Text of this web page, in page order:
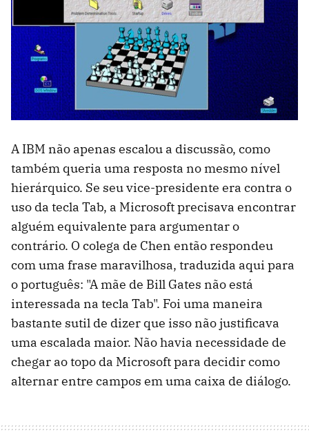
A IBM não apenas escalou a discussão, como
também queria uma resposta no mesmo nível
hierárquico. Se seu vice-presidente era contra o
uso da tecla Tab, a Microsoft precisava encontrar
alguém equivalente para argumentar o
contrário. O colega de Chen então respondeu
com uma frase maravilhosa, traduzida aqui para
o português: "A mãe de Bill Gates não está
interessada na tecla Tab". Foi uma maneira
bastante sutil de dizer que isso não justificava
uma escalada maior. Não havia necessidade de
chegar ao topo da Microsoft para decidir como
alternar entre campos em uma caixa de diálogo.